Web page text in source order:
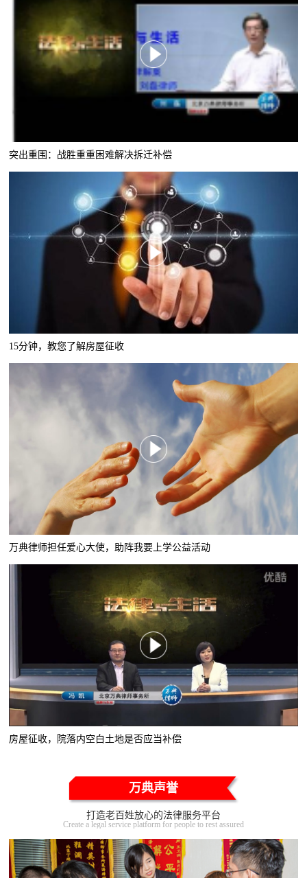
突出重围：战胜重重困难解决拆迁补偿
15分钟，教您了解房屋征收
万典律师担任爱心大使，助阵我要上学公益活动
房屋征收，院落内空白土地是否应当补偿
万典声誉
打造老百姓放心的法律服务平台
Create a legal service platform for people to rest assured